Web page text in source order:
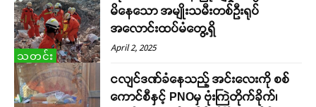
သတင်း
မိနေသော အမျိုးသမီးတစ်ဦးရုပ်
အလောင်းထပ်မံတွေ့ရှိ
April 2, 2025
ငလျင်ဒဏ်ခံနေသည့် အင်းလေးကို စစ်
ကောင်စီနှင့် PNOမှ ဗုံးကြဲတိုက်ခိုက်၊